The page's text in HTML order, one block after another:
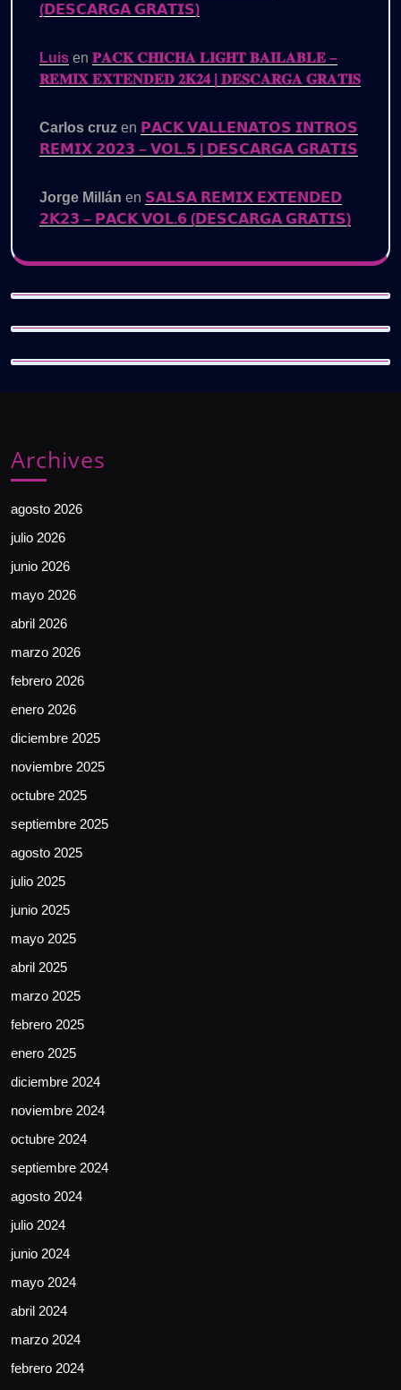
(𝗗𝗘𝗦𝗖𝗔𝗥𝗚𝗔 𝗚𝗥𝗔𝗧𝗜𝗦)
Luis en 𝐏𝐀𝐂𝐊 𝐂𝐇𝐈𝐂𝐇𝐀 𝐋𝐈𝐆𝐇𝐓 𝐁𝐀𝐈𝐋𝐀𝐁𝐋𝐄 –
𝐑𝐄𝐌𝐈𝐗 𝐄𝐗𝐓𝐄𝐍𝐃𝐄𝐃 𝟐𝐊𝟐𝟒 | 𝐃𝐄𝐒𝐂𝐀𝐑𝐆𝐀 𝐆𝐑𝐀𝐓𝐈𝐒
Carlos cruz en 𝗣𝗔𝗖𝗞 𝗩𝗔𝗟𝗟𝗘𝗡𝗔𝗧𝗢𝗦 𝗜𝗡𝗧𝗥𝗢𝗦
𝗥𝗘𝗠𝗜𝗫 𝟮𝟬𝟮𝟯 – 𝗩𝗢𝗟.𝟱 | 𝗗𝗘𝗦𝗖𝗔𝗥𝗚𝗔 𝗚𝗥𝗔𝗧𝗜𝗦
Jorge Millán en 𝗦𝗔𝗟𝗦𝗔 𝗥𝗘𝗠𝗜𝗫 𝗘𝗫𝗧𝗘𝗡𝗗𝗘𝗗
𝟮𝗞𝟮𝟯 – 𝗣𝗔𝗖𝗞 𝗩𝗢𝗟.𝟲 (𝗗𝗘𝗦𝗖𝗔𝗥𝗚𝗔 𝗚𝗥𝗔𝗧𝗜𝗦)
Archives
agosto 2026
julio 2026
junio 2026
mayo 2026
abril 2026
marzo 2026
febrero 2026
enero 2026
diciembre 2025
noviembre 2025
octubre 2025
septiembre 2025
agosto 2025
julio 2025
junio 2025
mayo 2025
abril 2025
marzo 2025
febrero 2025
enero 2025
diciembre 2024
noviembre 2024
octubre 2024
septiembre 2024
agosto 2024
julio 2024
junio 2024
mayo 2024
abril 2024
marzo 2024
febrero 2024